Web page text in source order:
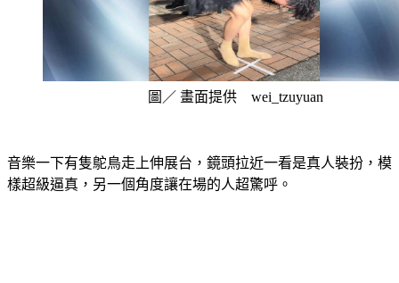
音樂一下有隻鴕鳥走上伸展台，鏡頭拉近一看是真人裝扮，模